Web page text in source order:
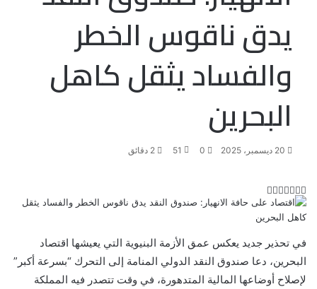
يدق ناقوس الخطر
والفساد يثقل كاهل
البحرين
20 ديسمبر، 2025 0
51
ي
س
و
ك
و
ي
ر
ي
ن
د
إ
ن
T
u
b
l
r
ي
ن
ي
ر
ي
R
e
d
i
t
ا
ت
ا
ب
في تحذير جديد يعكس عمق الأزمة البنيوية التي يعيشها اقتصاد
البحرين، دعا صندوق النقد الدولي المنامة إلى التحرك “بسرعة أكبر”
لإصلاح أوضاعها المالية المتدهورة، في وقت تتصدر فيه المملكة